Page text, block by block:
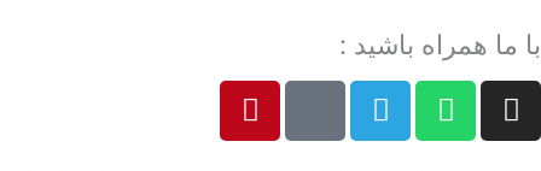
با ما همراه باشید :
I
n
W
h
T
e
P
i